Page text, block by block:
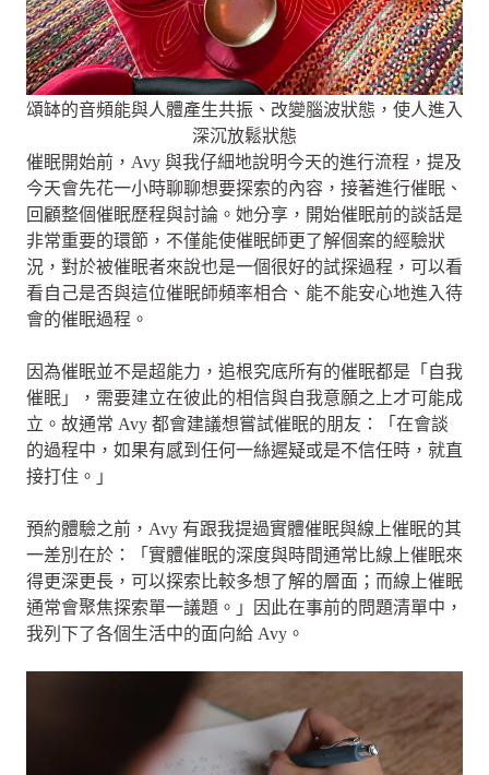
頌缽的音頻能與人體產生共振、改變腦波狀態，使人進入
深沉放鬆狀態
催眠開始前，Avy 與我仔細地說明今天的進行流程，提及
今天會先花一小時聊聊想要探索的內容，接著進行催眠、
回顧整個催眠歷程與討論。她分享，開始催眠前的談話是
非常重要的環節，不僅能使催眠師更了解個案的經驗狀
況，對於被催眠者來說也是一個很好的試探過程，可以看
看自己是否與這位催眠師頻率相合、能不能安心地進入待
會的催眠過程。
因為催眠並不是超能力，追根究底所有的催眠都是「自我
催眠」，需要建立在彼此的相信與自我意願之上才可能成
立。故通常 Avy 都會建議想嘗試催眠的朋友：「在會談
的過程中，如果有感到任何一絲遲疑或是不信任時，就直
接打住。」
預約體驗之前，Avy 有跟我提過實體催眠與線上催眠的其
一差別在於：「實體催眠的深度與時間通常比線上催眠來
得更深更長，可以探索比較多想了解的層面；而線上催眠
通常會聚焦探索單一議題。」因此在事前的問題清單中，
我列下了各個生活中的面向給 Avy。